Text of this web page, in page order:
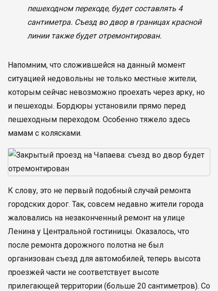
пешеходном переходе, будет составлять 4
сантиметра. Съезд во двор в границах красной
линии также будет отремонтирован.
Напомним, что сложившейся на данный момент
ситуацией недовольны не только местные жители,
которым сейчас невозможно проехать через арку, но
и пешеходы. Бордюры установили прямо перед
пешеходным переходом. Особенно тяжело здесь
мамам с колясками.
К слову, это не первый подобный случай ремонта
городских дорог. Так, совсем недавно жители города
жаловались на незаконченный ремонт на улице
Ленина у Центральной гостиницы. Оказалось, что
после ремонта дорожного полотна не был
организован съезд для автомобилей, теперь высота
проезжей части не соответствует высоте
прилегающей территории (больше 20 сантиметров). Со